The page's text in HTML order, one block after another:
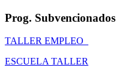
Prog. Subvencionados
TALLER EMPLEO
ESCUELA TALLER